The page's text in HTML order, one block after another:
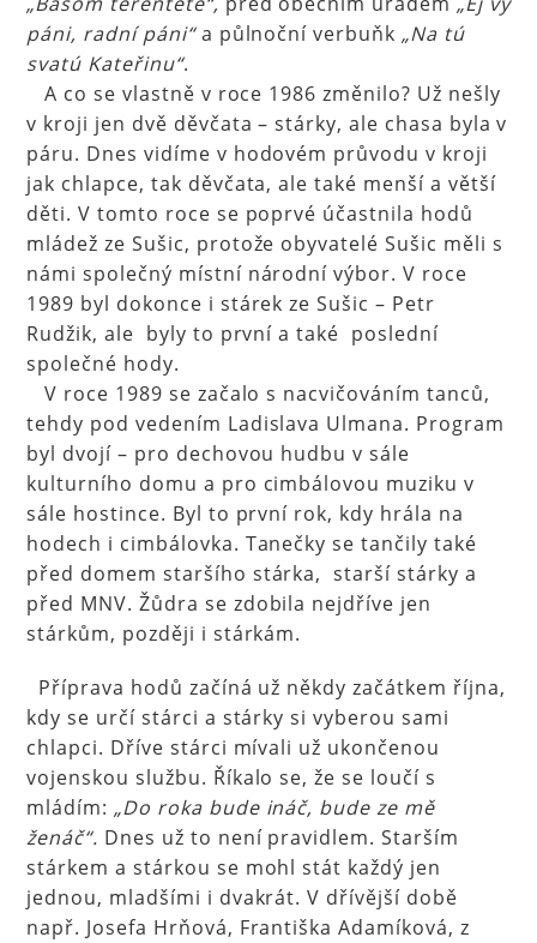
páni, radní páni“a půlnoční verbuňk „Na tú
svatú Kateřinu“.
A co se vlastně v roce 1986 změnilo? Už nešly
v kroji jen dvě děvčata – stárky, ale chasa byla v
páru. Dnes vidíme v hodovém průvodu v kroji
jak chlapce, tak děvčata, ale také menší a větší
děti. V tomto roce se poprvé účastnila hodů
mládež ze Sušic, protože obyvatelé Sušic měli s
námi společný místní národní výbor. V roce
1989 byl dokonce i stárek ze Sušic – Petr
Rudžik, ale byly to první a také poslední
společné hody.
V roce 1989 se začalo s nacvičováním tanců,
tehdy pod vedením Ladislava Ulmana. Program
byl dvojí – pro dechovou hudbu v sále
kulturního domu a pro cimbálovou muziku v
sále hostince. Byl to první rok, kdy hrála na
hodech i cimbálovka. Tanečky se tančily také
před domem staršího stárka, starší stárky a
před MNV. Žůdra se zdobila nejdříve jen
stárkům, později i stárkám.
Příprava hodů začíná už někdy začátkem října,
kdy se určí stárci a stárky si vyberou sami
chlapci. Dříve stárci mívali už ukončenou
vojenskou službu. Říkalo se, že se loučí s
mládím:„Do roka bude ináč, bude ze mě
ženáč“. Dnes už to není pravidlem. Starším
stárkem a stárkou se mohl stát každý jen
jednou, mladšími i dvakrát. V dřívější době
např. Josefa Hrňová, Františka Adamíková, z